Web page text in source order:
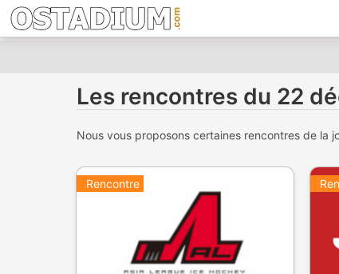
Les rencontres du 22
Nous vous proposons certaines rencontres de la
Rencontre